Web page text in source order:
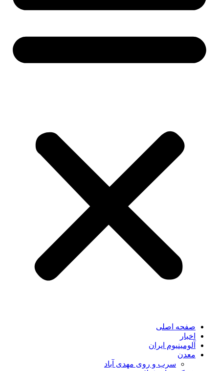
صفحه اصلی
اخبار
آلومینیوم ایران
معدن
سرب و روی مهدی آباد